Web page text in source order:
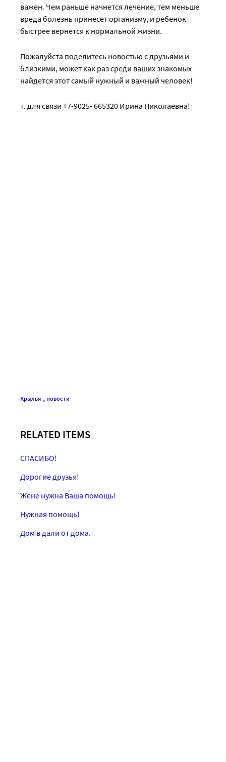
важен. Чем раньше начнется лечение, тем меньше
вреда болезнь принесет организму, и ребенок
быстрее вернется к нормальной жизни.
Пожалуйста поделитесь новостью с друзьями и
близкими, может как раз среди ваших знакомых
найдется этот самый нужный и важный человек!
т. для связи +7-9025- 665320 Ирина Николаевна!
Крылья , новости
RELATED ITEMS
СПАСИБО!
Дорогие друзья!
Жене нужна Ваша помощь!
Нужная помощь!
Дом в дали от дома.